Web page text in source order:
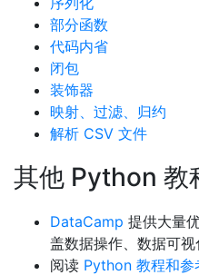
部分函数
代码内省
闭包
装饰器
映射、过滤、归约
解析 CSV 文件
其他 Python 教
DataCamp 提供大量
盖数据操作、数据可
阅读 Python 教程和参